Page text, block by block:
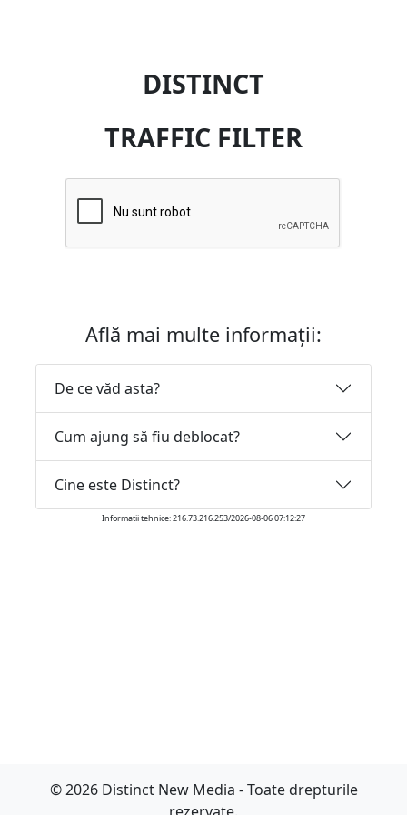
DISTINCT
TRAFFIC FILTER
Află mai multe informații:
De ce văd asta?
Cum ajung să fiu deblocat?
Cine este Distinct?
Informatii tehnice: 216.73.216.253/2026-08-06 07:12:27
© 2026 Distinct New Media - Toate drepturile